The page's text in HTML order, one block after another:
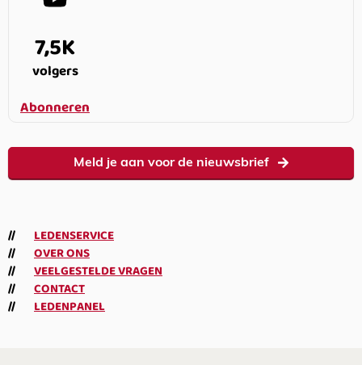
7,5K
volgers
Abonneren
Meld je aan voor de nieuwsbrief
LEDENSERVICE
OVER ONS
VEELGESTELDE VRAGEN
CONTACT
LEDENPANEL